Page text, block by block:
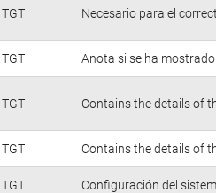
TGT Necesario para el
TGT Anota si se ha
TGT Contains the details of
TGT Contains the details of
TGT Configuración del